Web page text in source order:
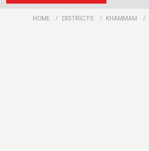
HOME DISTRICTS KHAMMAM